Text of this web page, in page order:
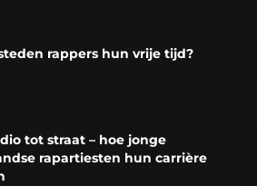
rappers hun vrije tijd?
tot straat – hoe jonge
rapartiesten hun carrière